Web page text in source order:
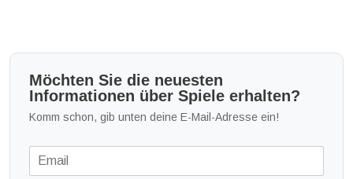
Möchten Sie die neuesten
Informationen über Spiele erhalten?
Komm schon, gib unten deine E-Mail-Adresse ein!